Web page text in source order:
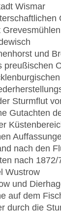
Wismar
Grevesmühlen
und
preußischen
Sturmflut
Gutachten
nach den
nach 1872/
Wustrow
und
auf dem
durch die